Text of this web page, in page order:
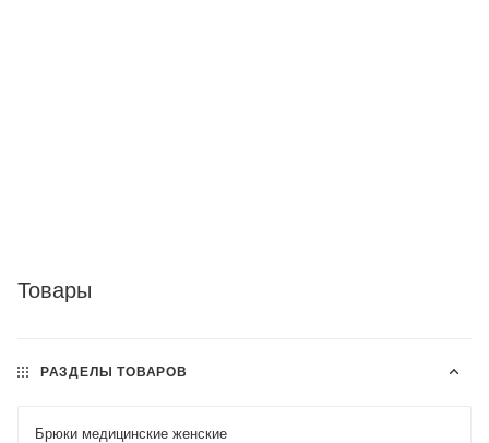
Товары
РАЗДЕЛЫ ТОВАРОВ
Брюки медицинские женские